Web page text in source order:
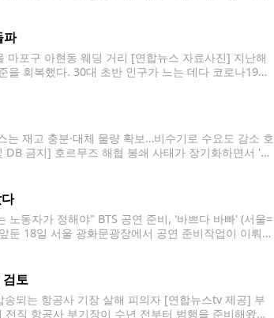
파
포구 아현동 웨딩 거리 [연합뉴스 자료사진] 지난해
회복했다. 30대 초반 인구가 느는 데다 코로나19로
재고 충분·대체 물량 확보…비수기로 수요도 감소 호
금지] 호르무즈 해협 봉쇄 사태가 장기화하면서 '원
동자가 정해야" BTS 공연 준비, '바쁘다 바빠' (서울=
둔 18일 서울 광화문광장에서 공연 준비작업이 이뤄지
토
되는 항공사 기장 살해 피의자 [연합뉴스tv 제공] 부
직 항공사 부기장이 수년 전부터 범행을 준비해왔으